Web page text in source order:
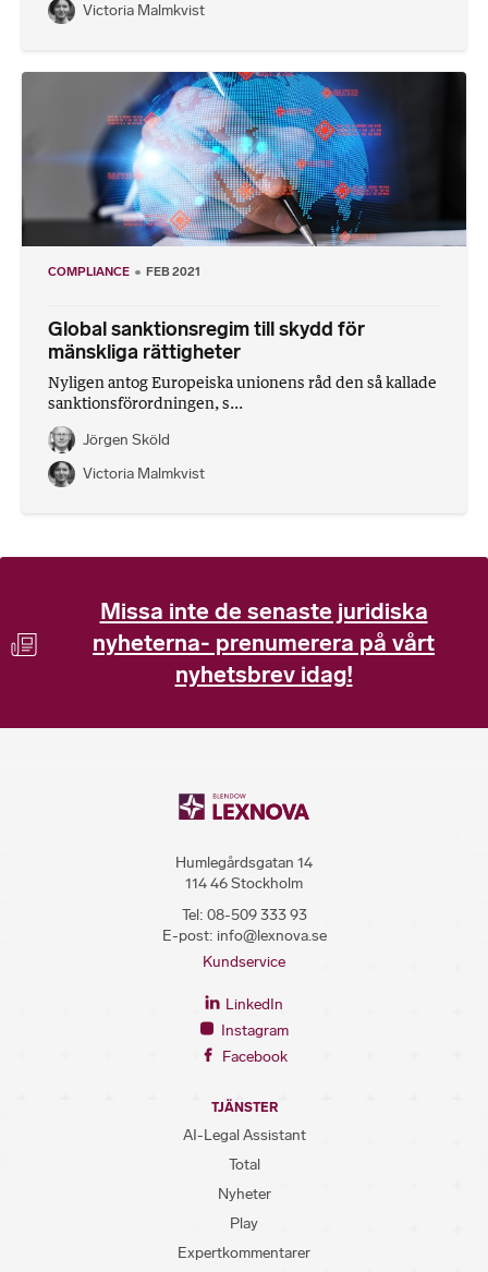
Victoria Malmkvist
COMPLIANCE FEB 2021
Global sanktionsregim till skydd för
mänskliga rättigheter
Nyligen antog Europeiska unionens råd den så kallade
sanktionsförordningen, s...
Jörgen Sköld
Victoria Malmkvist
Missa inte de senaste juridiska
nyheterna- prenumerera på vårt
nyhetsbrev idag!
Humlegårdsgatan 14
114 46 Stockholm
Tel: 08-509 333 93
E-post: info@lexnova.se
Kundservice
LinkedIn
Instagram
Facebook
TJÄNSTER
AI-Legal Assistant
Total
Nyheter
Play
Expertkommentarer